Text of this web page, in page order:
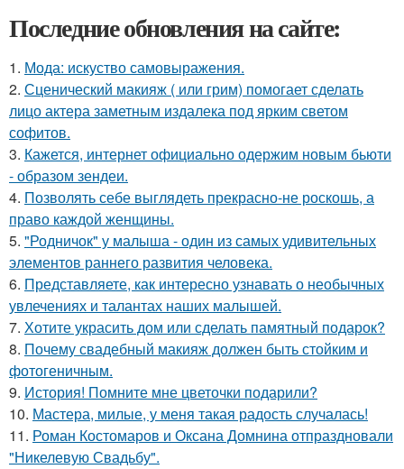
Последние обновления на сайте:
1. Мода: искуство самовыражения.
2. Сценический макияж ( или грим) помогает сделать
лицо актера заметным издалека под ярким светом
софитов.
3. Кажется, интернет официально одержим новым бьюти
- образом зендеи.
4. Позволять себе выглядеть прекрасно-не роскошь, а
право каждой женщины.
5. "Родничок" у малыша - один из самых удивительных
элементов раннего развития человека.
6. Представляете, как интересно узнавать о необычных
увлечениях и талантах наших малышей.
7. Хотите украсить дом или сделать памятный подарок?
8. Почему свадебный макияж должен быть стойким и
фотогеничным.
9. История! Помните мне цветочки подарили?
10. Мастера, милые, у меня такая радость случалась!
11. Роман Костомаров и Оксана Домнина отпраздновали
"Никелевую Свадьбу".